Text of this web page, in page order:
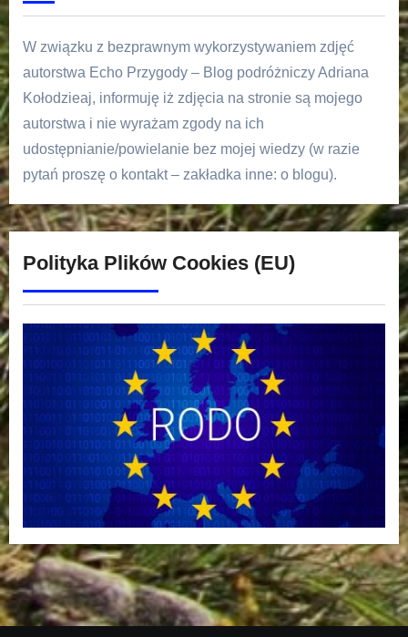
W związku z bezprawnym wykorzystywaniem zdjęć
autorstwa Echo Przygody – Blog podróżniczy Adriana
Kołodzieaj, informuję iż zdjęcia na stronie są mojego
autorstwa i nie wyrażam zgody na ich
udostępnianie/powielanie bez mojej wiedzy (w razie
pytań proszę o kontakt – zakładka inne: o blogu).
Polityka Plików Cookies (EU)